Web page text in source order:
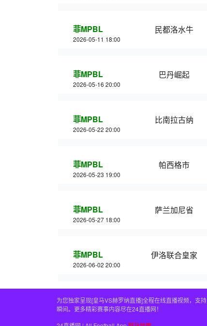
菲MPBL
2026-05-11 18:00
民都洛水牛
菲MPBL
2026-05-16 20:00
巴丹崛起
菲MPBL
2026-05-22 20:00
比南拉古纳
菲MPBL
2026-05-23 19:00
帕西格市
菲MPBL
2026-05-27 18:00
萨兰加尼省
菲MPBL
2026-06-02 20:00
伊洛联合皇家
为您独家呈现[皇马VS赫罗纳直播]全程在线直播视频，支
瞬间。更多精彩赛事内容尽在24直播网！